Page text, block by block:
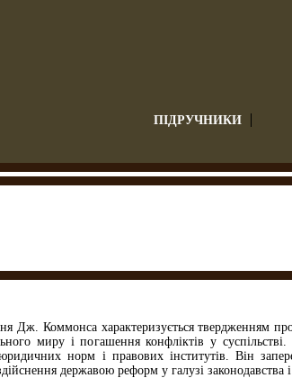
ПІДРУЧНИКИ
Дж. Коммонса характеризується твердженням
миру і погашення конфліктів у
норм і правових інститутів. Він
державою реформ у галузі